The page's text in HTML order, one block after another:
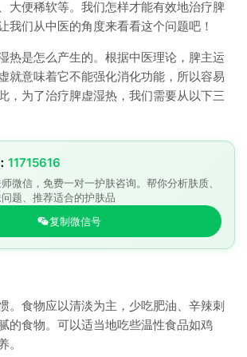
大便稀软等。我们怎样才能有效地治疗脾
我们从中医的角度来看看这个问题吧！
热是怎么产生的。根据中医理论，脾主运
就意味着它不能强化消化功能，所以容易
，为了治疗脾虚湿热，我们需要从以下三
11715616
微信，免费一对一护肤咨询。帮你分析肤质、
题、推荐适合的护肤品
复制微信号
。食物应以清淡为主，少吃肥油、辛辣刺
的食物。可以适当地吃些温性食品如鸡
。